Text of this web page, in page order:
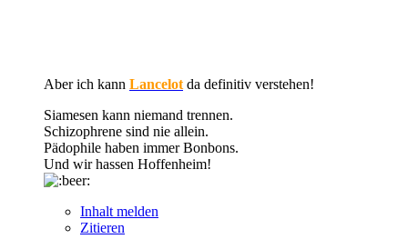
Aber ich kann Lancelot da definitiv verstehen!
Siamesen kann niemand trennen.
Schizophrene sind nie allein.
Pädophile haben immer Bonbons.
Und wir hassen Hoffenheim!
Inhalt melden
Zitieren